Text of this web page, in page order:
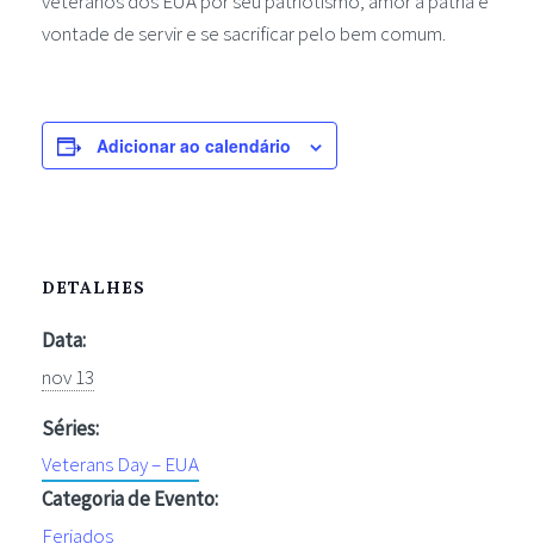
vontade de servir e se sacrificar pelo bem comum.
Adicionar ao calendário
DETALHES
Data:
nov 13
Séries:
Veterans Day – EUA
Categoria de Evento:
Feriados